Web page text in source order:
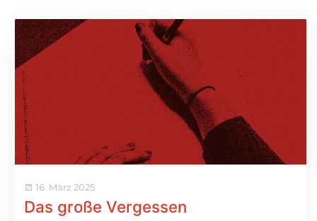
16. März 2025
Das große Vergessen